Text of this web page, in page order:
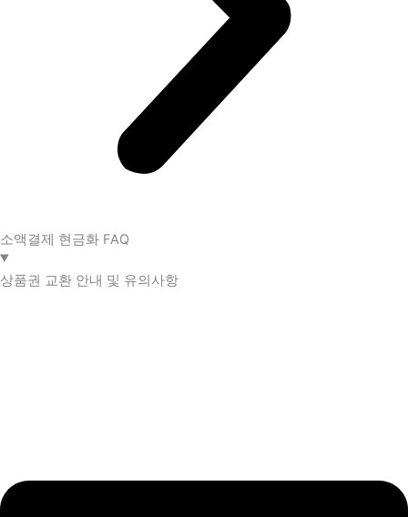
소액결제 현금화 FAQ​
상품권 교환 안내 및 유의사항